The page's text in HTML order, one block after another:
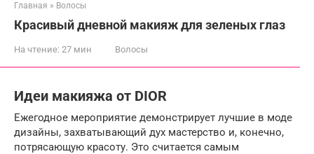
Главная » Волосы
Красивый дневной макияж для зеленых глаз
На чтение: 27 мин Волосы
Идеи макияжа от DIOR
Ежегодное мероприятие демонстрирует лучшие в моде
дизайны, захватывающий дух мастерство и, конечно,
потрясающую красоту. Это считается самым